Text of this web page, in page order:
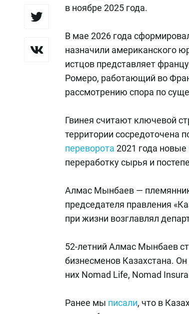
в ноябре 2025 года.
В мае 2026 года
назначили американского
истцов представляет
Ромеро, работающий во
рассмотрению спора по
Гвинея считают ключевой
территории сосредоточена
переворота 2021 года
переработку сырья и
Алмас Мынбаев —
председателя правления
при жизни возглавлял
52-летний Алмас Мынбаев
бизнесменов Казахстана.
них Nomad Life, Nomad
Ранее мы писали, что в